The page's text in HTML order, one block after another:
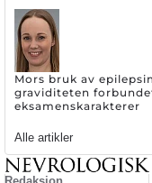
Mors bruk av
graviditeten
eksamenskarakterer
Alle artikler